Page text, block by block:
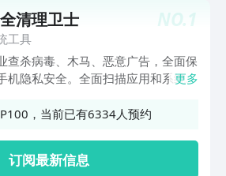
，让大家借助这些软件的帮助，能够
圾文件的快速寻找和清理，能够实现
化。
NO.1
清理卫士
工具
查杀病毒、木马、恶意广告，全面保
机隐私安全。全面扫描应用和系统，
意窃取隐私应用，时刻保护您的手机
环形防护，守护移动支付每一环节，资
更多
，当前已有6334人预约
订阅最新信息